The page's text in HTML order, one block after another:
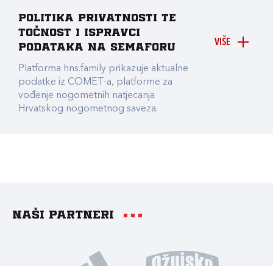
VIŠE
Politika privatnosti te
točnost i ispravci
podataka na Semaforu
Platforma hns.family prikazuje aktualne
podatke iz COMET-a, platforme za
vođenje nogometnih natjecanja
Hrvatskog nogometnog saveza.
Naši partneri